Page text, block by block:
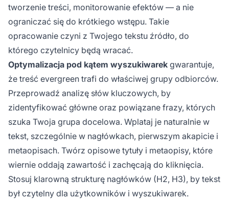
tworzenie treści, monitorowanie efektów — a nie
ograniczać się do krótkiego wstępu. Takie
opracowanie czyni z Twojego tekstu źródło, do
którego czytelnicy będą wracać.
Optymalizacja pod kątem wyszukiwarek gwarantuje,
że treść evergreen trafi do właściwej grupy odbiorców.
Przeprowadź analizę słów kluczowych, by
zidentyfikować główne oraz powiązane frazy, których
szuka Twoja grupa docelowa. Wplataj je naturalnie w
tekst, szczególnie w nagłówkach, pierwszym akapicie i
metaopisach. Twórz opisowe tytuły i metaopisy, które
wiernie oddają zawartość i zachęcają do kliknięcia.
Stosuj klarowną strukturę nagłówków (H2, H3), by tekst
był czytelny dla użytkowników i wyszukiwarek.